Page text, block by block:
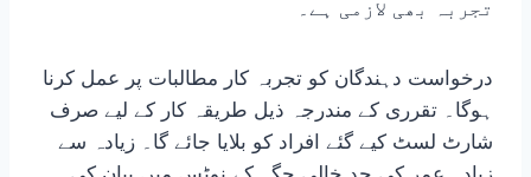
تجربہ بھی لازمی ہے۔
درخواست دہندگان کو تجربہ کار مطالبات پر عمل کرنا
ہوگا۔ تقرری کے مندرجہ ذیل طریقہ کار کے لیے صرف
شارٹ لسٹ کیے گئے افراد کو بلایا جائے گا۔ زیادہ سے